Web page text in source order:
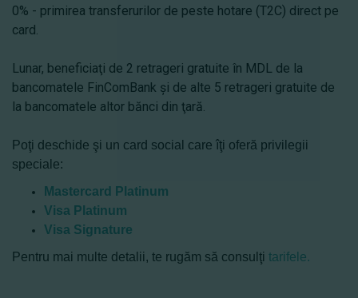
0% - primirea transferurilor de peste hotare (T2C) direct pe
card.
Lunar, beneficiaţi de 2 retrageri gratuite în MDL de la
bancomatele FinComBank şi de alte 5 retrageri gratuite de
la bancomatele altor bănci din ţară.
Poţi deschide şi un card social care îţi oferă privilegii
speciale:
Mastercard Platinum
Visa Platinum
Visa Signature
Pentru mai multe detalii, te rugăm să consulţi tarifele.